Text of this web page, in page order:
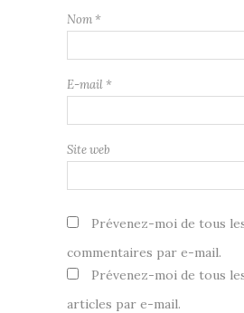
Nom *
E-mail *
Site web
Prévenez-moi de tous
commentaires par e-mail.
Prévenez-moi de tous
articles par e-mail.